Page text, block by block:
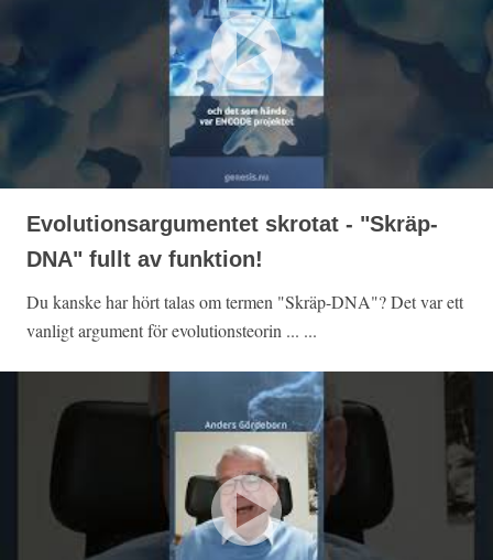
Evolutionsargumentet skrotat - "Skräp-
DNA" fullt av funktion!
Du kanske har hört talas om termen "Skräp-DNA"? Det var ett
vanligt argument för evolutionsteorin ... ...